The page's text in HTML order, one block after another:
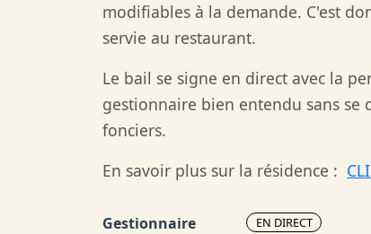
modifiables à la demande. C'est
servie au restaurant.
Le bail se signe en direct avec la
gestionnaire bien entendu sans se
fonciers.
En savoir plus sur la résidence :
Gestionnaire EN DIRECT